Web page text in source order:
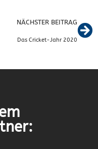
NÄCHSTER BEITRAG
Das Cricket-Jahr 2020